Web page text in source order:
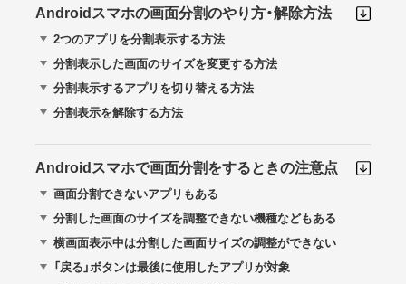
Androidスマホの画面分割のやり方・解除方法
2つのアプリを分割表示する方法
分割表示した画面のサイズを変更する方法
分割表示するアプリを切り替える方法
分割表示を解除する方法
Androidスマホで画面分割をするときの注意点
画面分割できないアプリもある
分割した画面のサイズを調整できない機種などもある
横画面表示中は分割した画面サイズの調整ができない
「戻る」ボタンは最後に使用したアプリが対象